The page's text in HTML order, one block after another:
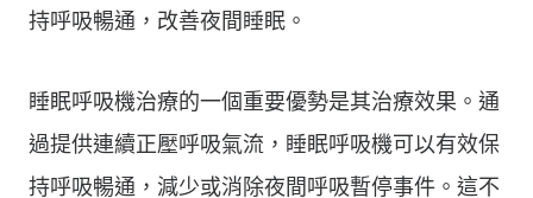
持呼吸暢通，改善夜間睡眠。
睡眠呼吸機治療的一個重要優勢是其治療效果。通
過提供連續正壓呼吸氣流，睡眠呼吸機可以有效保
持呼吸暢通，減少或消除夜間呼吸暫停事件。這不